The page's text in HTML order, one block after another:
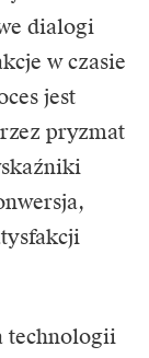
dialogi
w czasie
jest
pryzmat
technologii